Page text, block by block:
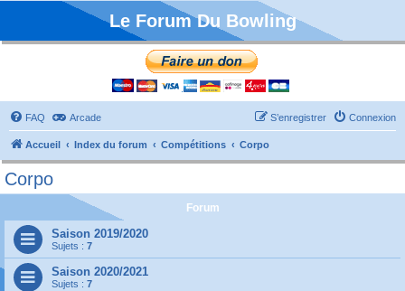
Le Forum Du Bowling
FAQ Arcade Connexion
S’enregistrer
Accueil Index du forum Compétitions Corpo
Corpo
Forum
Saison 2019/2020
Sujets : 7
Saison 2020/2021
Sujets : 7